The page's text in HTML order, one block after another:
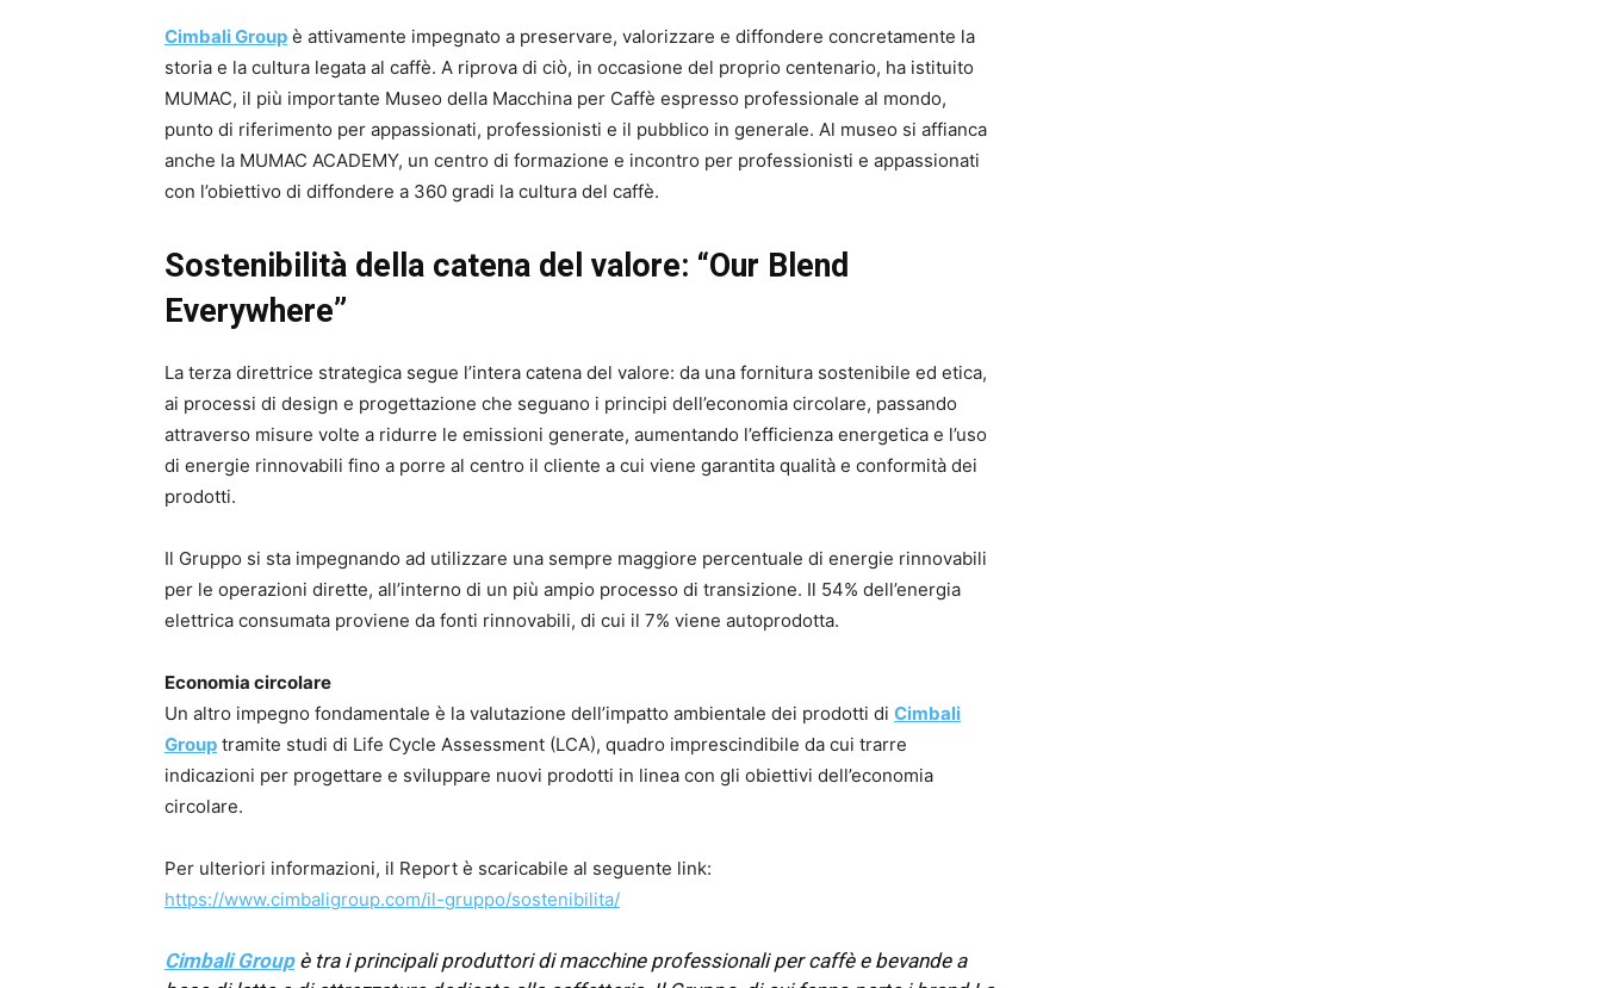
Cimbali Group è attivamente impegnato a preservare, valorizzare e diffondere concretamente la
storia e la cultura legata al caffè. A riprova di ciò, in occasione del proprio centenario, ha istituito
MUMAC, il più importante Museo della Macchina per Caffè espresso professionale al mondo,
punto di riferimento per appassionati, professionisti e il pubblico in generale. Al museo si affianca
anche la MUMAC ACADEMY, un centro di formazione e incontro per professionisti e appassionati
con l’obiettivo di diffondere a 360 gradi la cultura del caffè.
Sostenibilità della catena del valore: “Our Blend
Everywhere”
La terza direttrice strategica segue l’intera catena del valore: da una fornitura sostenibile ed etica,
ai processi di design e progettazione che seguano i principi dell’economia circolare, passando
attraverso misure volte a ridurre le emissioni generate, aumentando l’efficienza energetica e l’uso
di energie rinnovabili fino a porre al centro il cliente a cui viene garantita qualità e conformità dei
prodotti.
Il Gruppo si sta impegnando ad utilizzare una sempre maggiore percentuale di energie rinnovabili
per le operazioni dirette, all’interno di un più ampio processo di transizione. Il 54% dell’energia
elettrica consumata proviene da fonti rinnovabili, di cui il 7% viene autoprodotta.
Economia circolare
Un altro impegno fondamentale è la valutazione dell’impatto ambientale dei prodotti di Cimbali
Group tramite studi di Life Cycle Assessment (LCA), quadro imprescindibile da cui trarre
indicazioni per progettare e sviluppare nuovi prodotti in linea con gli obiettivi dell’economia
circolare.
Per ulteriori informazioni, il Report è scaricabile al seguente link:
https://www.cimbaligroup.com/il-gruppo/sostenibilita/
Cimbali Groupè tra i principali produttori di macchine professionali per caffè e bevande a